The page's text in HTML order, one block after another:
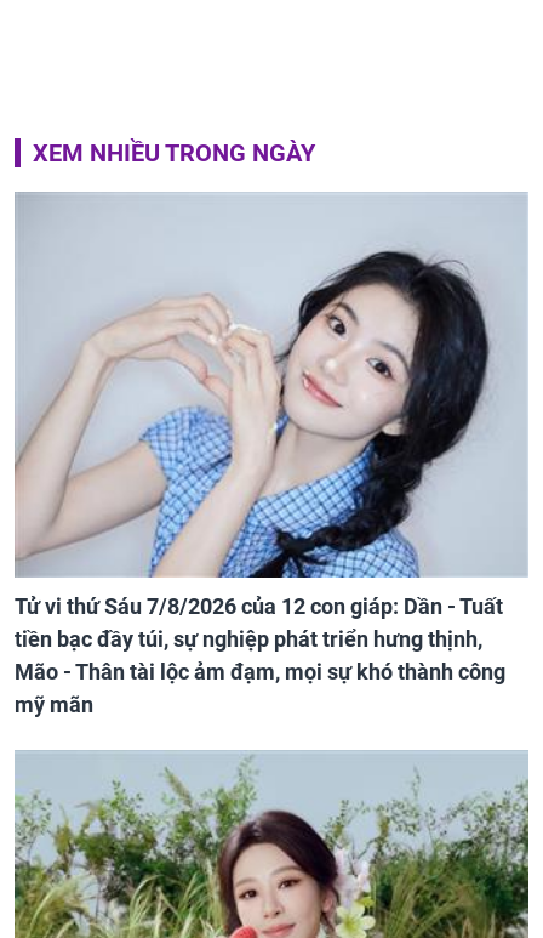
XEM NHIỀU TRONG NGÀY
Tử vi thứ Sáu 7/8/2026 của 12 con giáp: Dần - Tuất
tiền bạc đầy túi, sự nghiệp phát triển hưng thịnh,
Mão - Thân tài lộc ảm đạm, mọi sự khó thành công
mỹ mãn